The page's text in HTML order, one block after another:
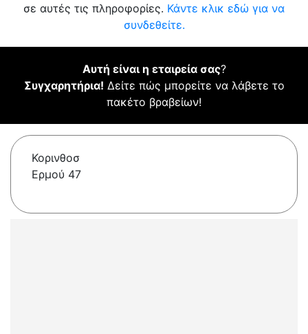
σε αυτές τις πληροφορίες. Κάντε κλικ εδώ για να
συνδεθείτε.
Αυτή είναι η εταιρεία σας?
Συγχαρητήρια! Δείτε πώς μπορείτε να λάβετε το
πακέτο βραβείων!
Κορινθοσ
Ερμού 47